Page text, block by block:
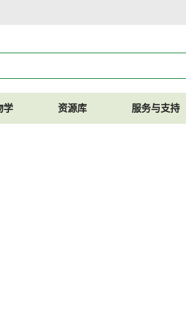
学 资源库 服务与支持